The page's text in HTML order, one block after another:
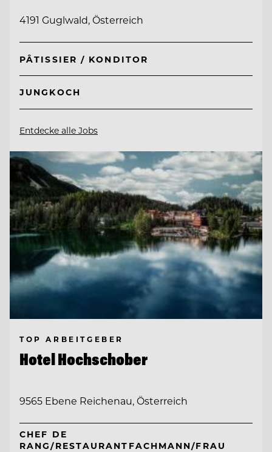
4191 Guglwald, Österreich
PÂTISSIER / KONDITOR
JUNGKOCH
Entdecke alle Jobs
TOP ARBEITGEBER
Hotel Hochschober
9565 Ebene Reichenau, Österreich
CHEF DE
RANG/RESTAURANTFACHMANN/FRAU